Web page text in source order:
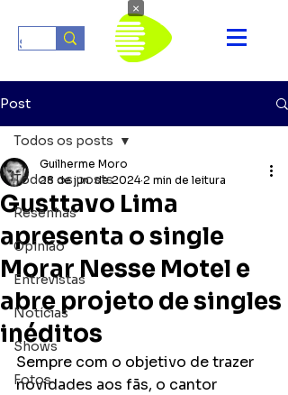
Post
Todos os posts
Resenhas
Opinião
Entrevistas
Notícias
Shows
Fotos
Todos os posts
Gusttavo Lima
apresenta o single
Morar Nesse Motel e
abre projeto de singles
inéditos
Guilherme Moro
28 de jun. de 2024 2 min de leitura
Sempre com o objetivo de trazer
novidades aos fãs, o cantor
×